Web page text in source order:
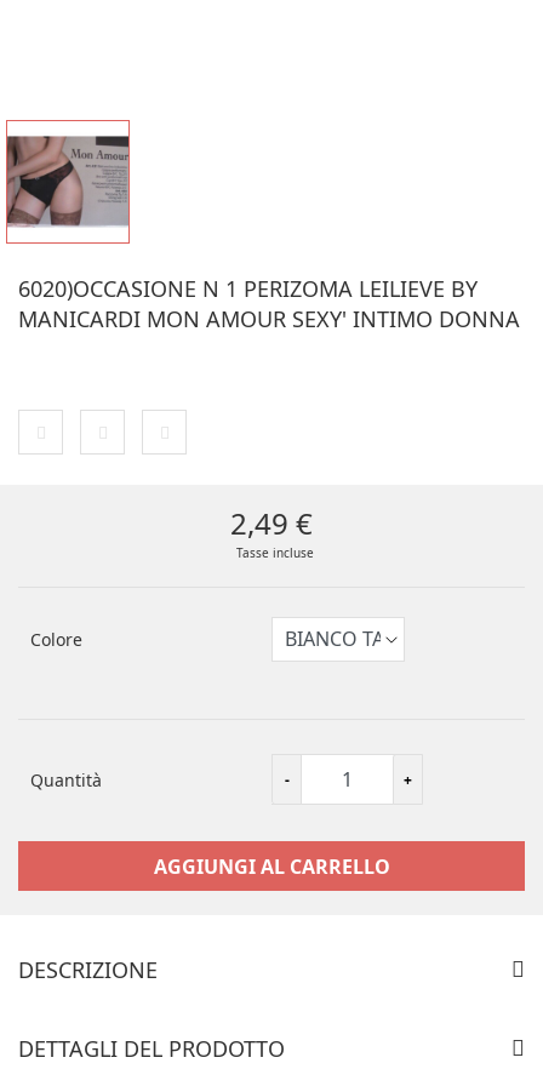
6020)OCCASIONE N 1 PERIZOMA LEILIEVE BY
MANICARDI MON AMOUR SEXY' INTIMO DONNA
2,49 €
Tasse incluse
Colore
Quantità
AGGIUNGI AL CARRELLO
DESCRIZIONE
6020)OCCASIONE N 1 PERIZOMA LEILIEVE BY MANICARDI MON
DETTAGLI DEL PRODOTTO